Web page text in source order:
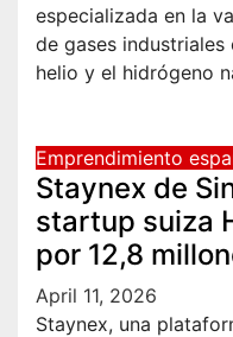
especializada en la
de gases
helio y el hidrógeno
Emprendimiento
Staynex de
startup suiza
por 12,8
April 11, 2026
Staynex, una